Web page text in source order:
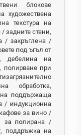
блокове
художествена
текстура на
задните стени,
/ закръглена /
под ъгъл от
дебелина на
полирване при
обработка,
поддържаща
/ индукционна
за вино /
за полирана /
поддръжка на